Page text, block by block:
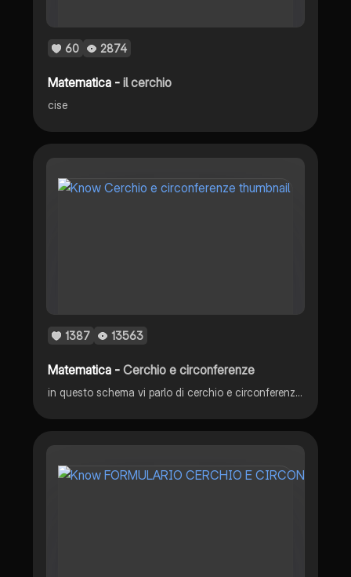
60 2874
Matematica -il cerchio
cise
1387 13563
Matematica -Cerchio e circonferenze
in questo schema vi parlo di cerchio e circonferenze. Geometria 3 media fonte : Mate Live 3